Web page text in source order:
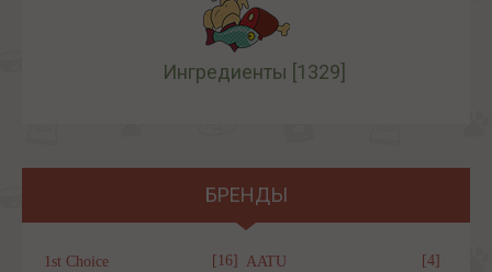
Ингредиенты [1329]
БРЕНДЫ
1st Choice [16] AATU
[4]